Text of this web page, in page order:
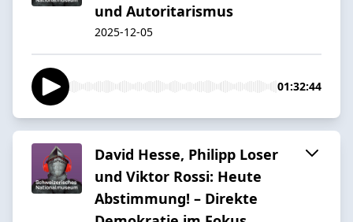
und Autoritarismus
2025-12-05
01:32:44
David Hesse, Philipp Loser
und Viktor Rossi: Heute
Abstimmung! – Direkte